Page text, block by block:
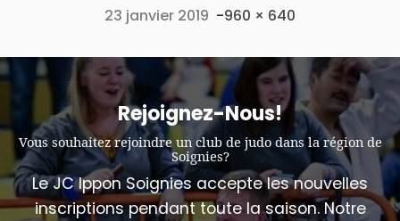
23 janvier 2019 -Full size
960 × 640
Rejoignez-Nous!
Vous souhaitez rejoindre un club de judo dans la région de
Soignies?
Le JC Ippon Soignies accepte les nouvelles
inscriptions pendant toute la saison. Notre